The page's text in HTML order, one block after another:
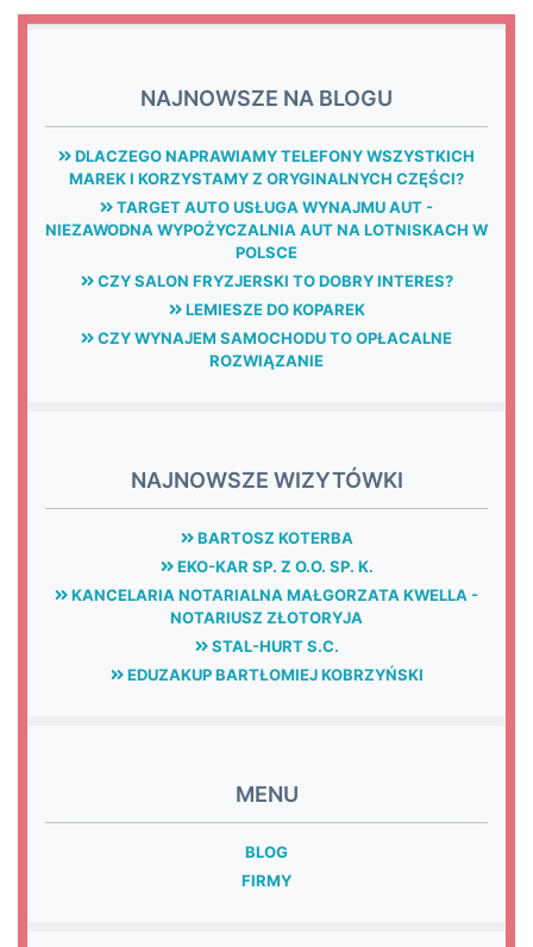
NAJNOWSZE NA BLOGU
DLACZEGO NAPRAWIAMY TELEFONY WSZYSTKICH
MAREK I KORZYSTAMY Z ORYGINALNYCH CZĘŚCI?
TARGET AUTO USŁUGA WYNAJMU AUT -
NIEZAWODNA WYPOŻYCZALNIA AUT NA LOTNISKACH W
POLSCE
CZY SALON FRYZJERSKI TO DOBRY INTERES?
LEMIESZE DO KOPAREK
CZY WYNAJEM SAMOCHODU TO OPŁACALNE
ROZWIĄZANIE
NAJNOWSZE WIZYTÓWKI
BARTOSZ KOTERBA
EKO-KAR SP. Z O.O. SP. K.
KANCELARIA NOTARIALNA MAŁGORZATA KWELLA -
NOTARIUSZ ZŁOTORYJA
STAL-HURT S.C.
EDUZAKUP BARTŁOMIEJ KOBRZYŃSKI
MENU
BLOG
FIRMY